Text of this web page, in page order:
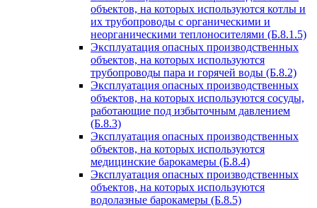
объектов, на которых используются котлы и
их трубопроводы с органическими и
неорганическими теплоносителями (Б.8.1.5)
Эксплуатация опасных производственных
объектов, на которых используются
трубопроводы пара и горячей воды (Б.8.2)
Эксплуатация опасных производственных
объектов, на которых используются сосуды,
работающие под избыточным давлением
(Б.8.3)
Эксплуатация опасных производственных
объектов, на которых используются
медицинские барокамеры (Б.8.4)
Эксплуатация опасных производственных
объектов, на которых используются
водолазные барокамеры (Б.8.5)